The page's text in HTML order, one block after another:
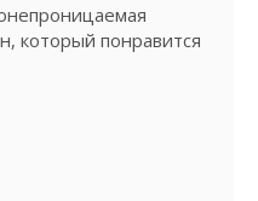
который понравится